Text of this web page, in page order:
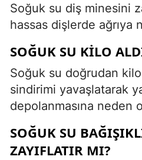
Soğuk su diş minesini
hassas dişlerde ağrıya
SOĞUK SU KILO
Soğuk su doğrudan
sindirimi yavaşlatarak
depolanmasına neden
SOĞUK SU
ZAYIFLATIR MI?